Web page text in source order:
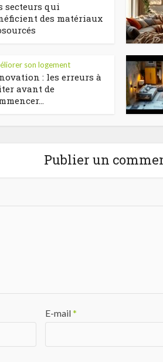
secteurs qui
des matériaux
son logement
: les erreurs à
avant de
Publier un
E-mail*